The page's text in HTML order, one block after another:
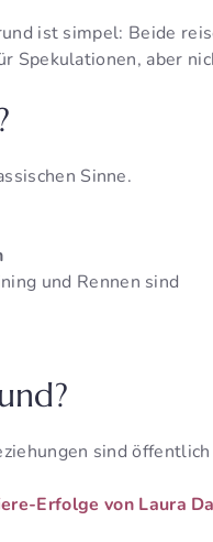
ist simpel: Beide
Spekulationen, aber
Sinne.
und Rennen sind
sind
Erfolge von Laura